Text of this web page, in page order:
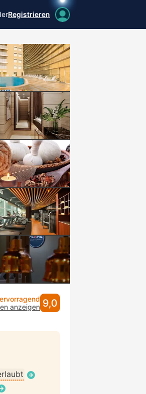
Registrieren
anzeigen 9,0